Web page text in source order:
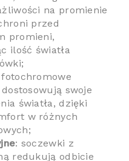
na promienie
przed
promieni,
ilość światła
swoje
światła, dzięki
w różnych
: soczewki z
redukują odbicie